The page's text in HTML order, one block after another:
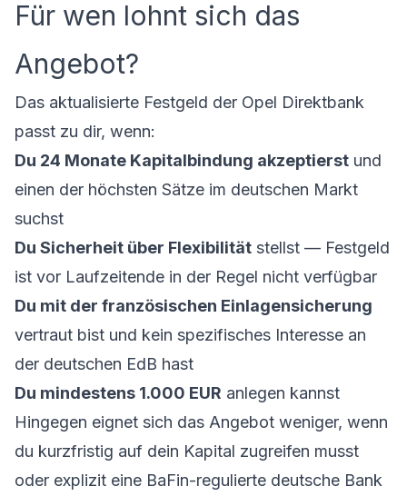
Für wen lohnt sich das
Angebot?
Das aktualisierte Festgeld der Opel Direktbank
passt zu dir, wenn:
Du 24 Monate Kapitalbindung akzeptierst und
einen der höchsten Sätze im deutschen Markt
suchst
Du Sicherheit über Flexibilität stellst — Festgeld
ist vor Laufzeitende in der Regel nicht verfügbar
Du mit der französischen Einlagensicherung
vertraut bist und kein spezifisches Interesse an
der deutschen EdB hast
Du mindestens 1.000 EUR anlegen kannst
Hingegen eignet sich das Angebot weniger, wenn
du kurzfristig auf dein Kapital zugreifen musst
oder explizit eine BaFin-regulierte deutsche Bank